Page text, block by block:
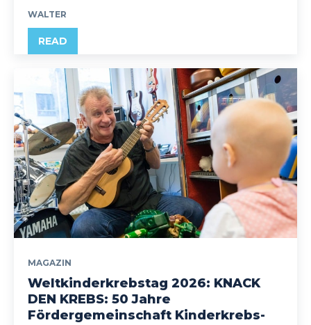
WALTER
READ
MAGAZIN
Weltkinderkrebstag 2026: KNACK
DEN KREBS: 50 Jahre
Fördergemeinschaft Kinderkrebs-